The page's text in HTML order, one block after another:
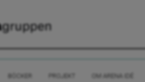
BÖCKER PROJEKT OM ARENA IDÉ